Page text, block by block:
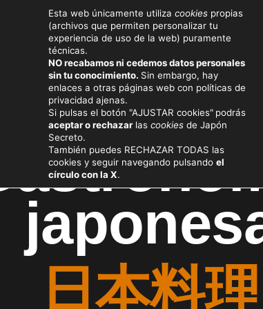
LUGARES
日本料理
Esta web únicamente utiliza cookies propias
(archivos que permiten personalizar tu
experiencia de uso de la web) puramente
técnicas.
NO recabamos ni cedemos datos personales
sin tu conocimiento. Sin embargo, hay
enlaces a otras páginas web con políticas de
privacidad ajenas.
Si pulsas el botón "AJUSTAR cookies" podrás
aceptar o rechazarlas cookies de Japón
Secreto.
También puedes RECHAZAR TODAS las
cookies y seguir navegando pulsando el
círculo con la X.